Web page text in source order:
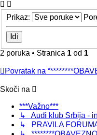
Prikaz:
2 poruka • Stranica 1 od 1
Povratak na
Skoči na
***Važno***
↳ Audi klub Srbija -
↳ PRAVILA